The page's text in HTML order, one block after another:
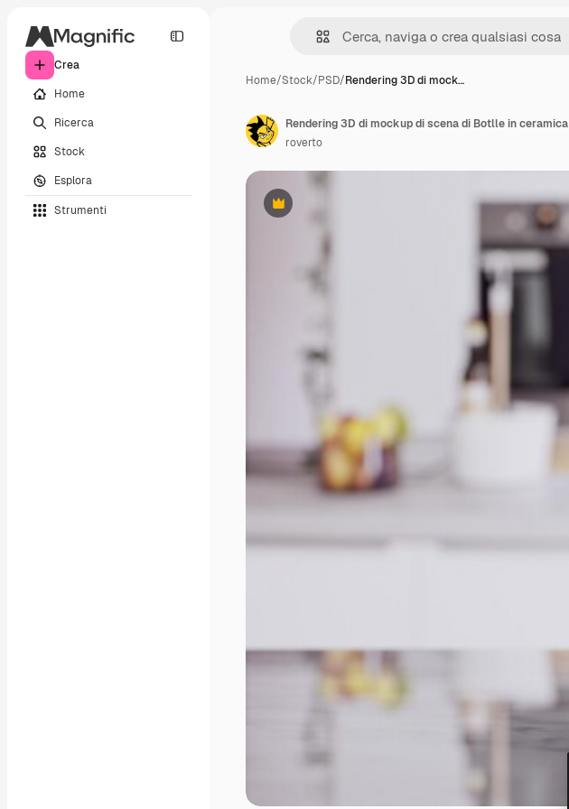
Crea
Home
Ricerca
Stock
Esplora
Strumenti
Home/Stock/PSD/Rendering 3D di mock…
Premium
Rendering 3D di mockup di scena di Botlle in ceramica
roverto